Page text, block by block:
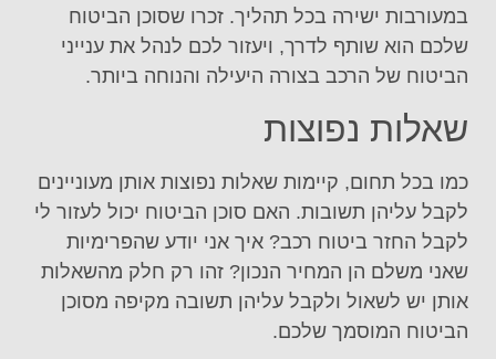
במעורבות ישירה בכל תהליך. זכרו שסוכן הביטוח
שלכם הוא שותף לדרך, ויעזור לכם לנהל את ענייני
הביטוח של הרכב בצורה היעילה והנוחה ביותר.
שאלות נפוצות
כמו בכל תחום, קיימות שאלות נפוצות אותן מעוניינים
לקבל עליהן תשובות. האם סוכן הביטוח יכול לעזור לי
לקבל החזר ביטוח רכב? איך אני יודע שהפרימיות
שאני משלם הן המחיר הנכון? זהו רק חלק מהשאלות
אותן יש לשאול ולקבל עליהן תשובה מקיפה מסוכן
הביטוח המוסמך שלכם.